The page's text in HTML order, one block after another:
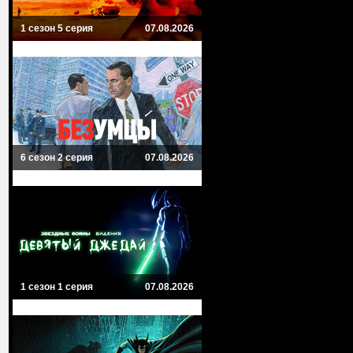
1 сезон 5 серия 07.08.2026
6 сезон 2 серия 07.08.2026
1 сезон 1 серия 07.08.2026